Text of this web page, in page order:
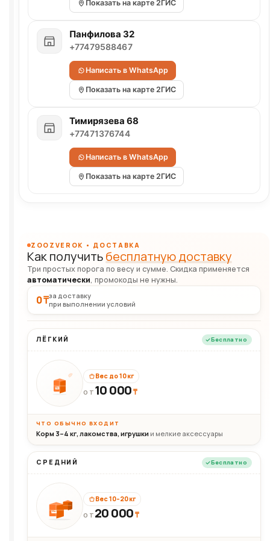
Показать на карте 2ГИС
Панфилова 32
+77479588467
Написать в WhatsApp
Показать на карте 2ГИС
Тимирязева 68
+77471376744
Написать в WhatsApp
Показать на карте 2ГИС
ZOOZVEROK • ДОСТАВКА
Как получитьбесплатную доставку
Три простых порога по весу и сумме. Скидка применяется
автоматически, промокоды не нужны.
0 ₸за доставку
при выполнении условий
ЛЁГКИЙ Бесплатно
10кг
Вес до 10 кг
ОТ 10 000₸
ЧТО ОБЫЧНО ВХОДИТ
Корм 3–4 кг, лакомства, игрушки и мелкие аксессуары
СРЕДНИЙ Бесплатно
20кг
Вес 10–20 кг
ОТ 20 000₸